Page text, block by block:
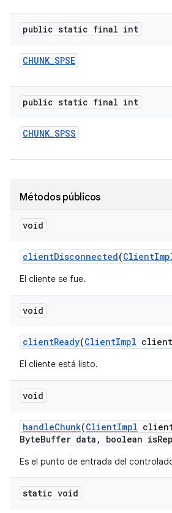
public static final int
CHUNK_SPSE
public static final int
CHUNK_SPSS
Métodos públicos
void
clientDisconnected(Client
El cliente se fue.
void
clientReady(ClientImpl
El cliente está listo.
void
handleChunk(ClientImpl
ByteBuffer data , boolean is
Es el punto de entrada del
static void